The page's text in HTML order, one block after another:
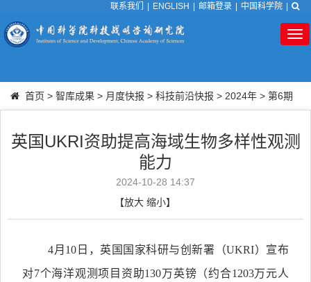
联系我们 ENGLISH 邮箱登录 中国科学院
首页 > 智库成果 > 月度快报 > 科技前沿快报 > 2024年 > 第6期
英国UKRI资助提高海域生物多样性观测
能力
2024-10-28 14:37
【放大 缩小】
4月 10 日，英国国家科研与创新署（UKRI）宣布
对7个海洋观测项目资助130万英镑（约合1203万元人